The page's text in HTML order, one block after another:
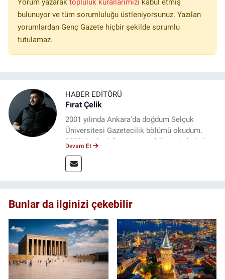
Yorum yazarak topluluk kurallarımızı kabul etmiş
bulunuyor ve tüm sorumluluğu üstleniyorsunuz. Yazılan
yorumlardan Genç Gazete hiçbir şekilde sorumlu
tutulamaz.
HABER EDITÖRÜ
Fırat Çelik
2001 yılında Ankara'da doğdum Selçuk
Üniversitesi Gazetecilik bölümü okudum.
2023'den beri Genç gazete bünyesinde haber
Devam Et
Bunlar da ilginizi çekebilir